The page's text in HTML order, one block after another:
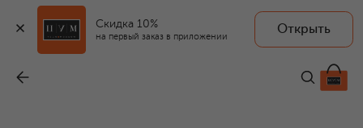
Скидка 10%
на первый заказ в приложении
Открыть
143 500 ₽